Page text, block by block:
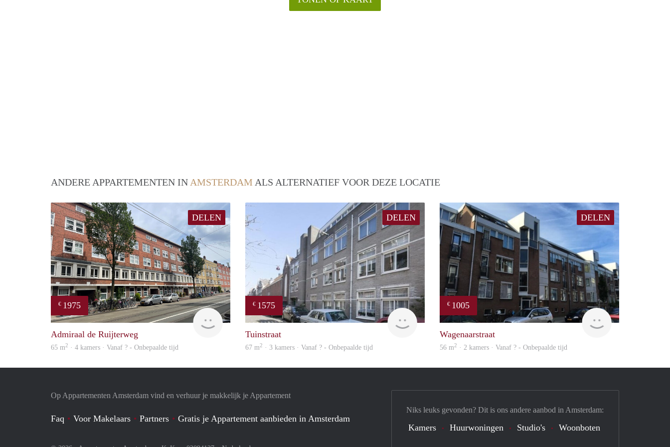
ANDERE APPARTEMENTEN IN AMSTERDAM ALS ALTERNATIEF VOOR DEZE LOCATIE
DELEN
€ 1975
NEW
Admiraal de Ruijterweg
65 m2 · 4 kamers · Vanaf ? - Onbepaalde tijd
DELEN
€ 1575
rent
Tuinstraat
67 m2 · 3 kamers · Vanaf ? - Onbepaalde tijd
DELEN
€ 1005
finder
Wagenaarstraat
56 m2 · 2 kamers · Vanaf ? - Onbepaalde tijd
Op Appartementen Amsterdam vind en verhuur je makkelijk je Appartement
Faq Voor Makelaars Partners Gratis je Appartement aanbieden in Amsterdam
Niks leuks gevonden? Dit is ons andere aanbod in Amsterdam:
Kamers Huurwoningen Studio's Woonboten